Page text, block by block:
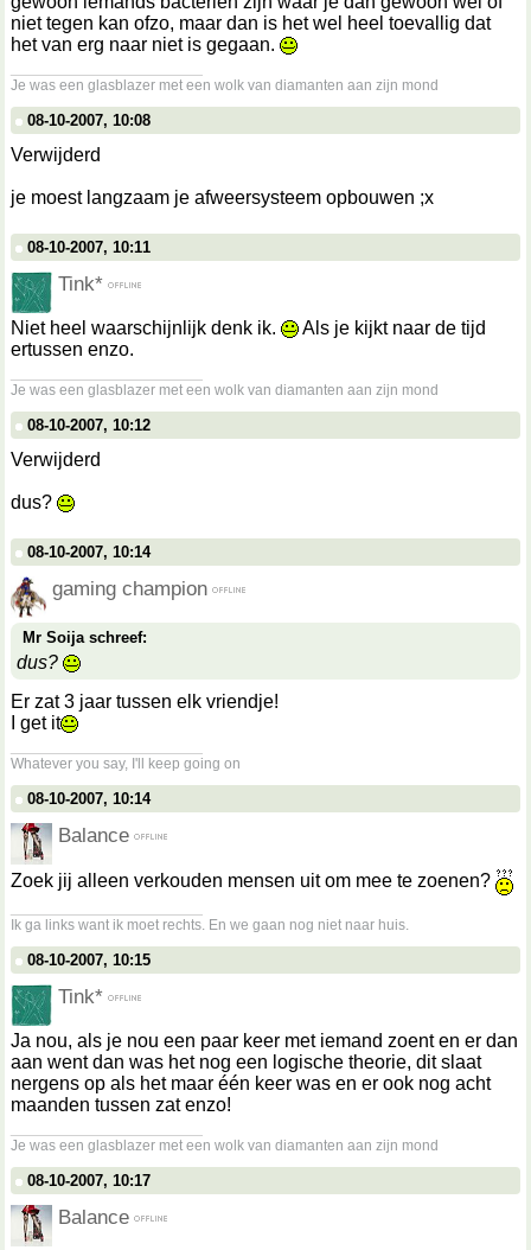
niet tegen kan ofzo, maar dan is het wel heel toevallig dat
het van erg naar niet is gegaan.
Je was een glasblazer met een wolk van diamanten aan zijn mond
08-10-2007, 10:08
Verwijderd
je moest langzaam je afweersysteem opbouwen ;x
08-10-2007, 10:11
Tink*
Niet heel waarschijnlijk denk ik.
Als je kijkt naar de tijd
ertussen enzo.
Je was een glasblazer met een wolk van diamanten aan zijn mond
08-10-2007, 10:12
Verwijderd
dus?
08-10-2007, 10:14
gaming champion
Mr Soija schreef:
dus?
Er zat 3 jaar tussen elk vriendje!
I get it
Whatever you say, I'll keep going on
08-10-2007, 10:14
Balance
Zoek jij alleen verkouden mensen uit om mee te zoenen?
Ik ga links want ik moet rechts. En we gaan nog niet naar huis.
08-10-2007, 10:15
Tink*
Ja nou, als je nou een paar keer met iemand zoent en er dan
aan went dan was het nog een logische theorie, dit slaat
nergens op als het maar één keer was en er ook nog acht
maanden tussen zat enzo!
Je was een glasblazer met een wolk van diamanten aan zijn mond
08-10-2007, 10:17
Balance